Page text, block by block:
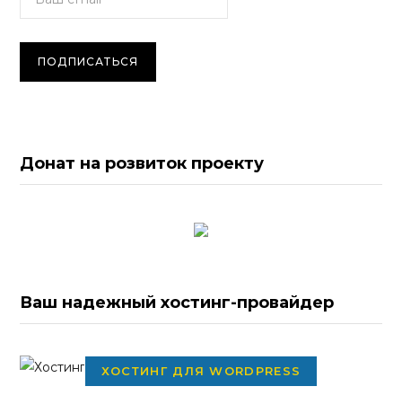
Донат на розвиток проекту
Ваш надежный хостинг-провайдер
ХОСТИНГ ДЛЯ WORDPRESS